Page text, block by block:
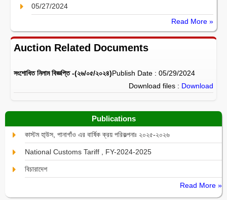
05/27/2024
Read More »
Auction Related Documents
সংশোধিত নিলাম বিজ্ঞপ্তি -(২৬/০৫/২০২৪)Publish Date : 05/29/2024
Download files : Download
Publications
কাস্টম হা্উস, পানাগাঁও এর বার্ষিক ক্রয় পরিকল্পনাঃ ২০২৫-২০২৬
National Customs Tariff , FY-2024-2025
বিচারাদেশ
Read More »